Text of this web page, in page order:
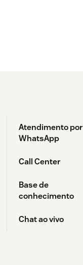
Atendimento por
WhatsApp
Call Center
Base de
conhecimento
Chat ao vivo